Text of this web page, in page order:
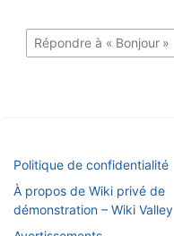
Politique de confidentialité
À propos de Wiki privé de
démonstration – Wiki Valley